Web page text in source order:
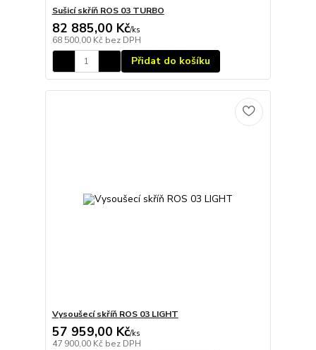
Sušicí skříň ROS 03 TURBO
82 885,00 Kč/ks
68 500,00 Kč bez DPH
Přidat do košíku
Vysoušecí skříň ROS 03 LIGHT
57 959,00 Kč/ks
47 900,00 Kč bez DPH